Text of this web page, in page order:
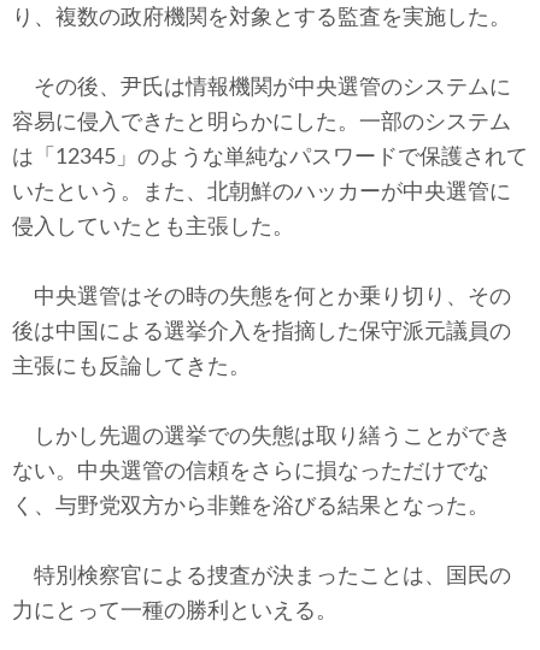
り、複数の政府機関を対象とする監査を実施した。
その後、尹氏は情報機関が中央選管のシステムに
容易に侵入できたと明らかにした。一部のシステム
は「12345」のような単純なパスワードで保護されて
いたという。また、北朝鮮のハッカーが中央選管に
侵入していたとも主張した。
中央選管はその時の失態を何とか乗り切り、その
後は中国による選挙介入を指摘した保守派元議員の
主張にも反論してきた。
しかし先週の選挙での失態は取り繕うことができ
ない。中央選管の信頼をさらに損なっただけでな
く、与野党双方から非難を浴びる結果となった。
特別検察官による捜査が決まったことは、国民の
力にとって一種の勝利といえる。